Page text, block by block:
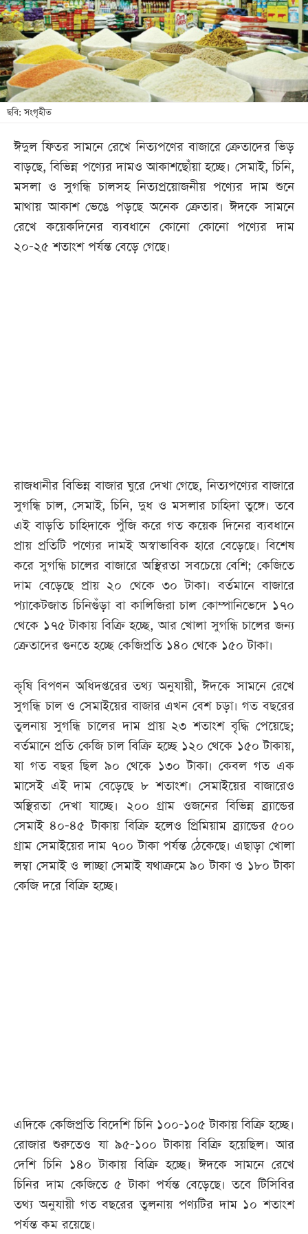
খেলা
বিনোদন
লাইফ
স্টাইল
শিক্ষা
সব
বিভাগ
ছবি: সংগৃহীত
ঈদুল ফিতর সামনে রেখে নিত্যপণের বাজারে ক্রেতাদের ভিড়
বাড়ছে, বিভিন্ন পণ্যের দামও আকাশছোঁয়া হচ্ছে। সেমাই, চিনি,
মসলা ও সুগন্ধি চালসহ নিত্যপ্রয়োজনীয় পণ্যের দাম শুনে
মাথায় আকাশ ভেঙে পড়ছে অনেক ক্রেতার। ঈদকে সামনে
রেখে কয়েকদিনের ব্যবধানে কোনো কোনো পণ্যের দাম
২০-২৫ শতাংশ পর্যন্ত বেড়ে গেছে।
রাজধানীর বিভিন্ন বাজার ঘুরে দেখা গেছে, নিত্যপণ্যের বাজারে
সুগন্ধি চাল, সেমাই, চিনি, দুধ ও মসলার চাহিদা তুঙ্গে। তবে
এই বাড়তি চাহিদাকে পুঁজি করে গত কয়েক দিনের ব্যবধানে
প্রায় প্রতিটি পণ্যের দামই অস্বাভাবিক হারে বেড়েছে। বিশেষ
করে সুগন্ধি চালের বাজারে অস্থিরতা সবচেয়ে বেশি; কেজিতে
দাম বেড়েছে প্রায় ২০ থেকে ৩০ টাকা। বর্তমানে বাজারে
প্যাকেটজাত চিনিগুঁড়া বা কালিজিরা চাল কোম্পানিভেদে ১৭০
থেকে ১৭৫ টাকায় বিক্রি হচ্ছে, আর খোলা সুগন্ধি চালের জন্য
ক্রেতাদের গুনতে হচ্ছে কেজিপ্রতি ১৪০ থেকে ১৫০ টাকা।
কৃষি বিপণন অধিদপ্তরের তথ্য অনুযায়ী, ঈদকে সামনে রেখে
সুগন্ধি চাল ও সেমাইয়ের বাজার এখন বেশ চড়া। গত বছরের
তুলনায় সুগন্ধি চালের দাম প্রায় ২৩ শতাংশ বৃদ্ধি পেয়েছে;
বর্তমানে প্রতি কেজি চাল বিক্রি হচ্ছে ১২০ থেকে ১৫০ টাকায়,
যা গত বছর ছিল ৯০ থেকে ১৩০ টাকা। কেবল গত এক
মাসেই এই দাম বেড়েছে ৮ শতাংশ। সেমাইয়ের বাজারেও
অস্থিরতা দেখা যাচ্ছে। ২০০ গ্রাম ওজনের বিভিন্ন ব্র্যান্ডের
সেমাই ৪০-৪৫ টাকায় বিক্রি হলেও প্রিমিয়াম ব্র্যান্ডের ৫০০
গ্রাম সেমাইয়ের দাম ৭০০ টাকা পর্যন্ত ঠেকেছে। এছাড়া খোলা
লম্বা সেমাই ও লাচ্ছা সেমাই যথাক্রমে ৯০ টাকা ও ১৮০ টাকা
কেজি দরে বিক্রি হচ্ছে।
এদিকে কেজিপ্রতি বিদেশি চিনি ১০০-১০৫ টাকায় বিক্রি হচ্ছে।
রোজার শুরুতেও যা ৯৫-১০০ টাকায় বিক্রি হয়েছিল। আর
দেশি চিনি ১৪০ টাকায় বিক্রি হচ্ছে। ঈদকে সামনে রেখে
চিনির দাম কেজিতে ৫ টাকা পর্যন্ত বেড়েছে। তবে টিসিবির
তথ্য অনুযায়ী গত বছরের তুলনায় পণ্যটির দাম ১০ শতাংশ
পর্যন্ত কম রয়েছে।